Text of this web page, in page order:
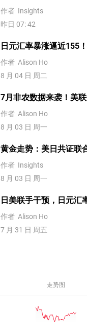
WTI原油、美元指数、
分析
作者 Insights
昨日 07: 42
日元汇率暴涨逼近155
，未来上涨还是下跌？
作者 Alison Ho
8 月 04 日 周二
7月非农数据来袭！美
息？黄金、美元行情一
作者 Alison Ho
8 月 03 日 周一
黄金走势：美日共证联
率、美元失守100！金价
作者 Insights
8 月 03 日 周一
日美联手干预，日元汇
行不加息，未来走势如
作者 Alison Ho
7 月 31 日 周五
走势图